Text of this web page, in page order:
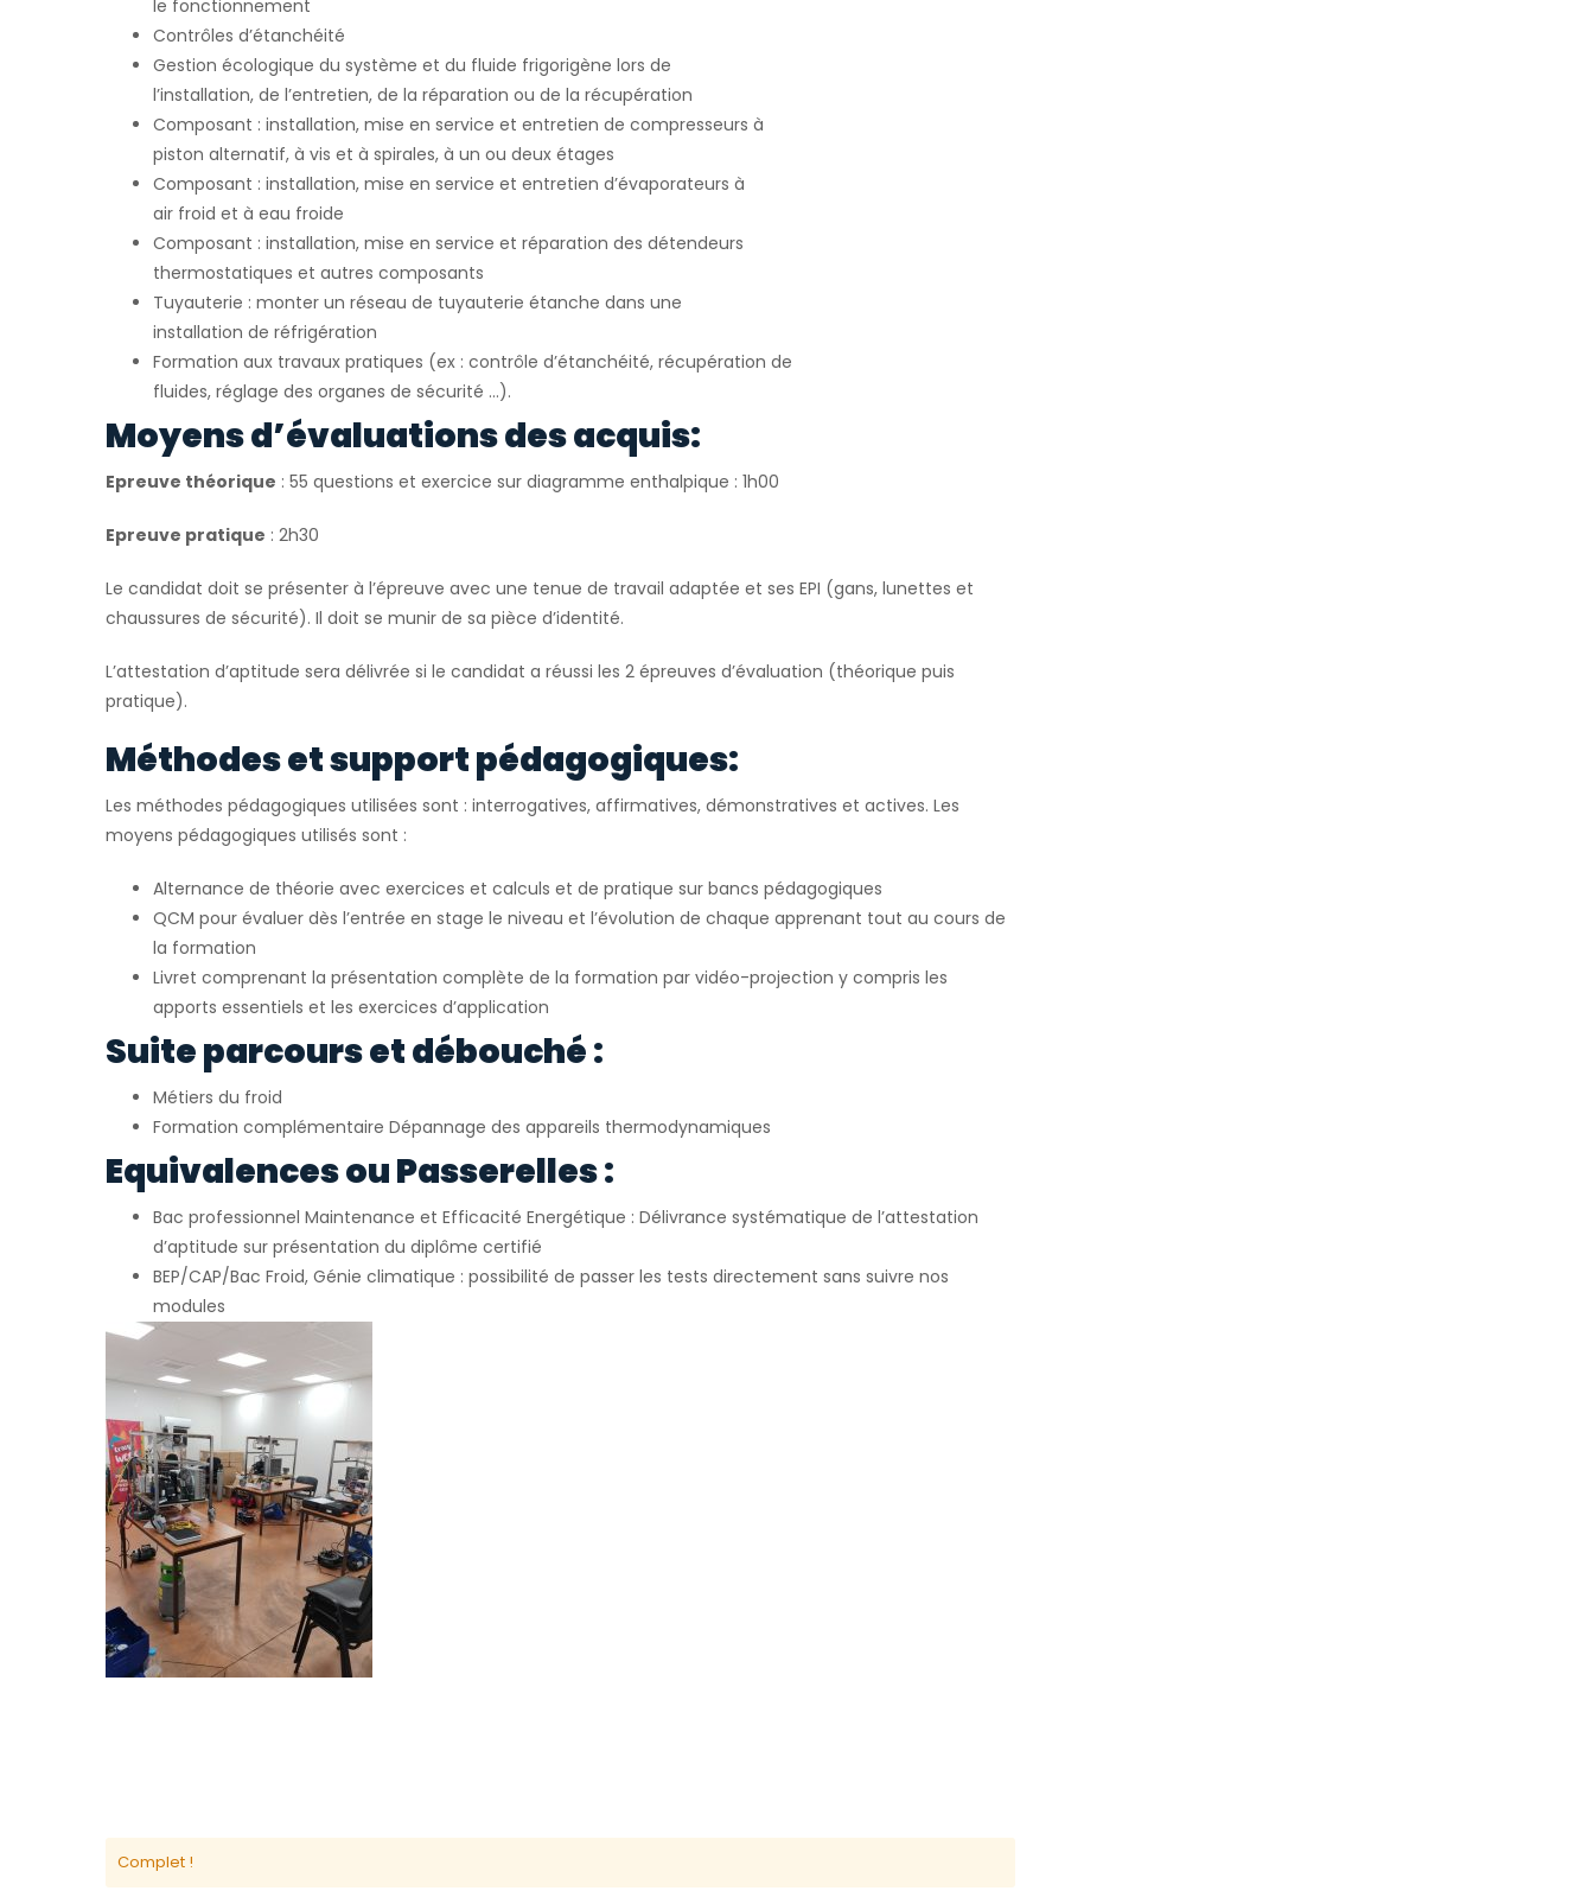
le fonctionnement
Contrôles d’étanchéité
Gestion écologique du système et du fluide frigorigène lors de
l’installation, de l’entretien, de la réparation ou de la récupération
Composant : installation, mise en service et entretien de compresseurs à
piston alternatif, à vis et à spirales, à un ou deux étages
Composant : installation, mise en service et entretien d’évaporateurs à
air froid et à eau froide
Composant : installation, mise en service et réparation des détendeurs
thermostatiques et autres composants
Tuyauterie : monter un réseau de tuyauterie étanche dans une
installation de réfrigération
Formation aux travaux pratiques (ex : contrôle d’étanchéité, récupération de
fluides, réglage des organes de sécurité …).
Moyens d’évaluations des acquis:
Epreuve théorique : 55 questions et exercice sur diagramme enthalpique : 1h00
Epreuve pratique : 2h30
Le candidat doit se présenter à l’épreuve avec une tenue de travail adaptée et ses EPI (gans, lunettes et
chaussures de sécurité). Il doit se munir de sa pièce d’identité.
L’attestation d’aptitude sera délivrée si le candidat a réussi les 2 épreuves d’évaluation (théorique puis
pratique).
Méthodes et support pédagogiques:
Les méthodes pédagogiques utilisées sont : interrogatives, affirmatives, démonstratives et actives. Les
moyens pédagogiques utilisés sont :
Alternance de théorie avec exercices et calculs et de pratique sur bancs pédagogiques
QCM pour évaluer dès l’entrée en stage le niveau et l’évolution de chaque apprenant tout au cours de
la formation
Livret comprenant la présentation complète de la formation par vidéo-projection y compris les
apports essentiels et les exercices d’application
Suite parcours et débouché :
Métiers du froid
Formation complémentaire Dépannage des appareils thermodynamiques
Equivalences ou Passerelles :
Bac professionnel Maintenance et Efficacité Energétique : Délivrance systématique de l’attestation
d’aptitude sur présentation du diplôme certifié
BEP/CAP/Bac Froid, Génie climatique : possibilité de passer les tests directement sans suivre nos
modules
Complet !